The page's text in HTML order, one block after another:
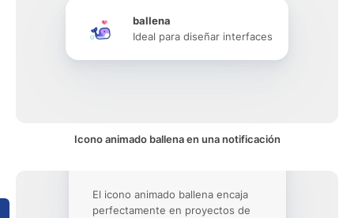
ballena
Ideal para diseñar interfaces
Icono animado ballena en una notificación
El icono animado ballena encaja
perfectamente en proyectos de